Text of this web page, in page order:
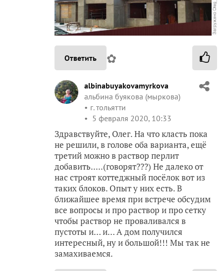
Ответить ✿
albinabuyakovamyrkova
альбина буякова (мыркова)
г. тольятти
5 февраля 2020, 10:33
Здравствуйте, Олег. На что класть пока
не решили, в голове оба варианта, ещё
третий можно в раствор перлит
добавить.....(говорят???) Не далеко от
нас строят коттеджный посёлок вот из
таких блоков. Опыт у них есть. В
ближайшее время при встрече обсудим
все вопросы и про раствор и про сетку
чтобы раствор не проваливался в
пустоты и… и… А дом получился
интересный, ну и большой!!! Мы так не
замахиваемся.